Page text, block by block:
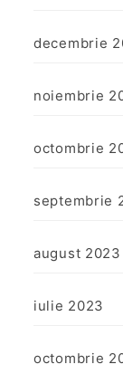
decembrie
noiembrie
octombrie
septembrie
august 2023
iulie 2023
octombrie